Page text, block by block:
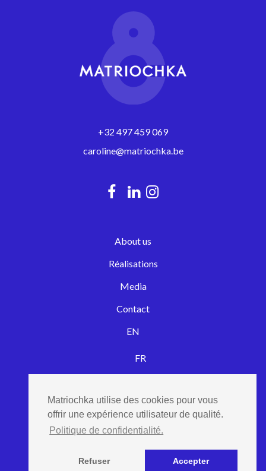
Matriochka utilise des cookies pour vous
offrir une expérience utilisateur de qualité.
Politique de confidentialité.
Refuser Accepter
+32 497 459 069
caroline@matriochka.be
About us
Réalisations
Media
Contact
EN
FR
© matriochka